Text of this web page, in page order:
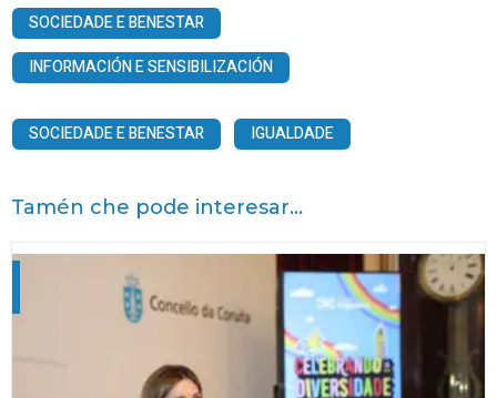
SOCIEDADE E BENESTAR
INFORMACIÓN E SENSIBILIZACIÓN
SOCIEDADE E BENESTAR IGUALDADE
Tamén che pode interesar...